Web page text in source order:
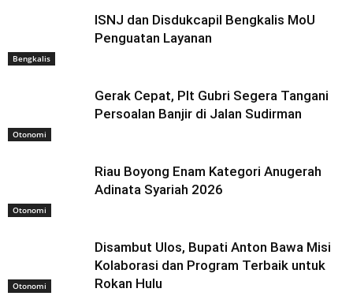
Bengkalis
ISNJ dan Disdukcapil Bengkalis MoU
Penguatan Layanan
Otonomi
Gerak Cepat, Plt Gubri Segera Tangani
Persoalan Banjir di Jalan Sudirman
Otonomi
Riau Boyong Enam Kategori Anugerah
Adinata Syariah 2026
Otonomi
Disambut Ulos, Bupati Anton Bawa Misi
Kolaborasi dan Program Terbaik untuk
Rokan Hulu